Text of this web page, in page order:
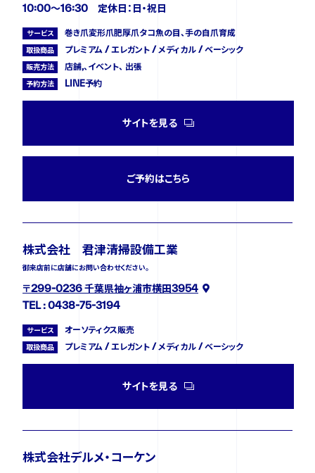
10:00〜16:30 定休日：日・祝日
サービス 巻き爪変形爪肥厚爪タコ魚の目、手の自爪育成
取扱商品 プレミアム / エレガント / メディカル / ベーシック
販売方法 店舗,、イベント、 出張
予約方法 LINE予約
サイトを見る
ご予約はこちら
株式会社 君津清掃設備工業
御来店前に店舗にお問い合わせください。
〒299-0236 千葉県袖ヶ浦市横田3954
TEL : 0438-75-3194
サービス オーソティクス販売
取扱商品 プレミアム / エレガント / メディカル / ベーシック
サイトを見る
株式会社デルメ・コーケン